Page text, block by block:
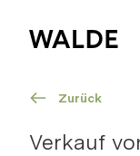
Über
Zurück
Verkauf